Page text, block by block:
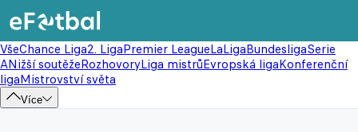
VšeChance Liga2. LigaPremier LeagueLaLigaBundesligaSerie
ANižší soutěžeRozhovoryLiga mistrůEvropská ligaKonferenční
ligaMistrovství světa
Více